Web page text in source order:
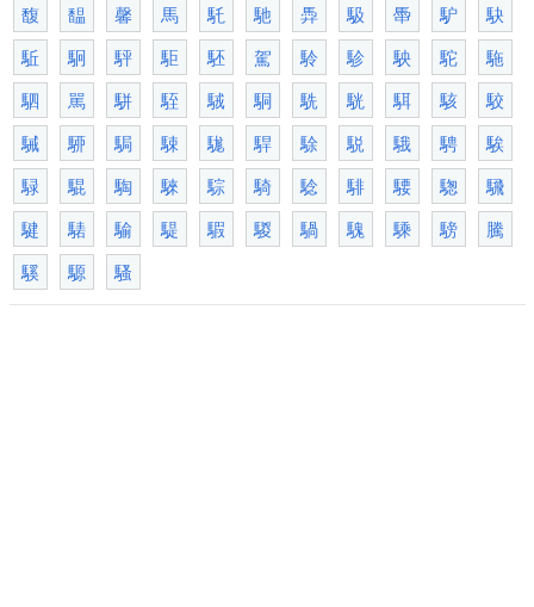
馥
馧 馨 馬 馲 馳 馵 馺 馽 馿
駃
駈
駉 駍 駏 駓 駕 駖 駗 駚 駝
駞
駟
駡 駢 駤 駥 駧 駪 駫 駬 駭
駮
駴
駵 駶 駷 駹 駻 駼 駾 騀 騁
騃
騄
騉 騊 騋 騌 騎 騐 騑 騕 騘
騛
騝
騞 騟 騠 騢 騣 騧 騩 騬 騯
騰
騱
騵 騷